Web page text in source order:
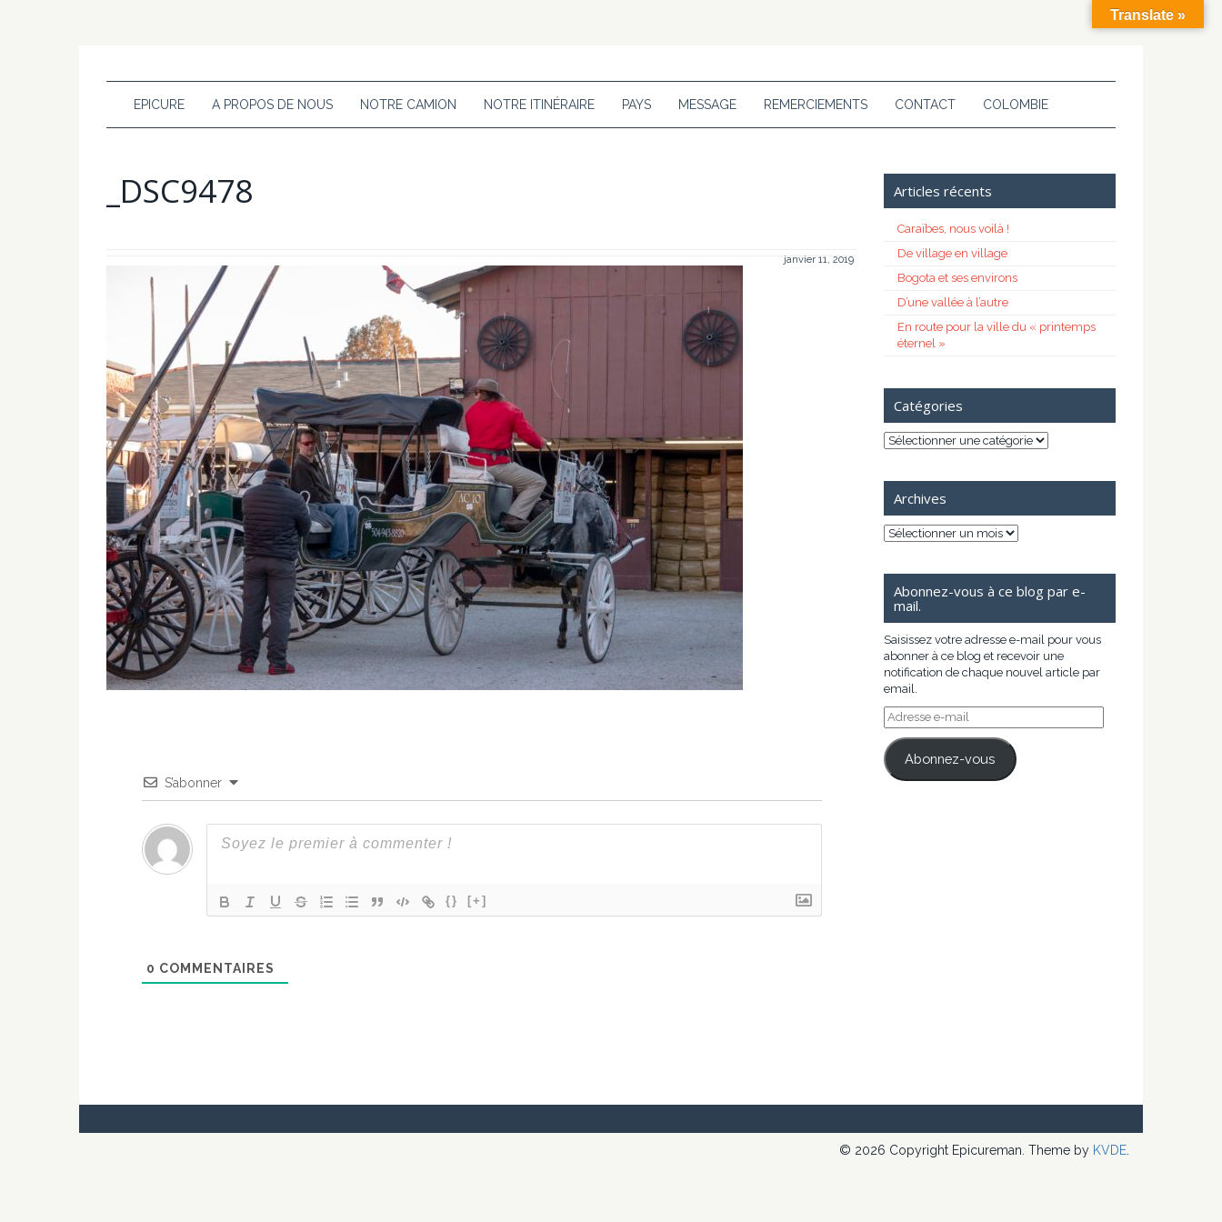
EPICURE A PROPOS DE NOUS NOTRE CAMION NOTRE ITINÉRAIRE PAYS MESSAGE REMERCIEMENTS CONTACT COLOMBIE
_DSC9478
janvier 11, 2019
S’abonner
{} [+]
0 COMMENTAIRES
Articles récents
Caraïbes, nous voilà !
De village en village
Bogota et ses environs
D’une vallée à l’autre
En route pour la ville du « printemps
éternel »
Catégories
Catégories
Archives
Archives
Abonnez-vous à ce blog par e-
mail.
Saisissez votre adresse e-mail pour vous
abonner à ce blog et recevoir une
notification de chaque nouvel article par
email.
Adresse
e-
mail
Abonnez-vous
© 2026 Copyright Epicureman. Theme by KVDE
Translate »